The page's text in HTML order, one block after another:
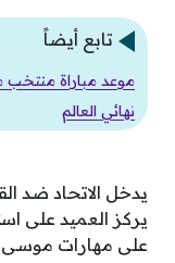
تابع أيضاً
موعد مباراة منتخب
نهائي العالم
يدخل الاتحاد ضد
يركز العميد على
على مهارات